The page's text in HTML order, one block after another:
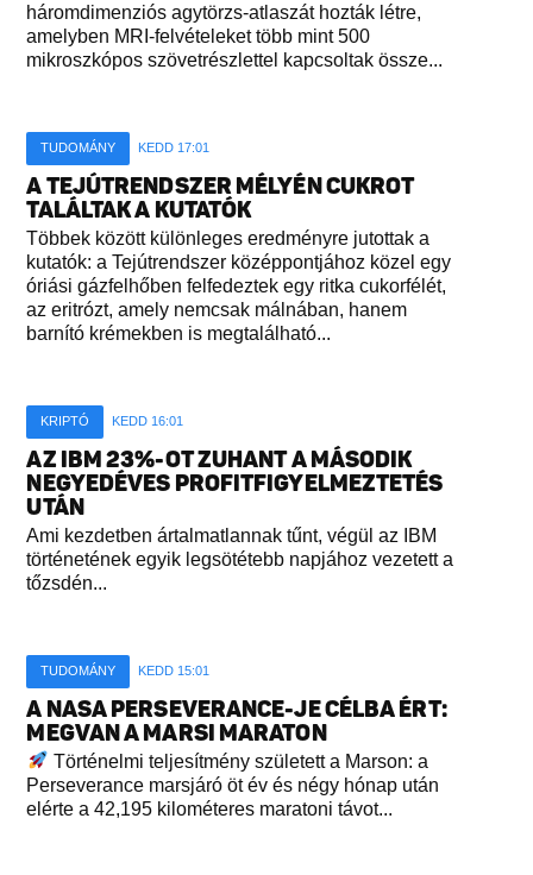
háromdimenziós agytörzs-atlaszát hozták létre,
amelyben MRI-felvételeket több mint 500
mikroszkópos szövetrészlettel kapcsoltak össze...
TUDOMÁNY KEDD 17:01
A TEJÚTRENDSZER MÉLYÉN CUKROT
TALÁLTAK A KUTATÓK
Többek között különleges eredményre jutottak a
kutatók: a Tejútrendszer középpontjához közel egy
óriási gázfelhőben felfedeztek egy ritka cukorfélét,
az eritrózt, amely nemcsak málnában, hanem
barnító krémekben is megtalálható...
KRIPTÓ KEDD 16:01
AZ IBM 23%-OT ZUHANT A MÁSODIK
NEGYEDÉVES PROFITFIGYELMEZTETÉS
UTÁN
Ami kezdetben ártalmatlannak tűnt, végül az IBM
történetének egyik legsötétebb napjához vezetett a
tőzsdén...
TUDOMÁNY KEDD 15:01
A NASA PERSEVERANCE-JE CÉLBA ÉRT:
MEGVAN A MARSI MARATON
Történelmi teljesítmény született a Marson: a
Perseverance marsjáró öt év és négy hónap után
elérte a 42,195 kilométeres maratoni távot...